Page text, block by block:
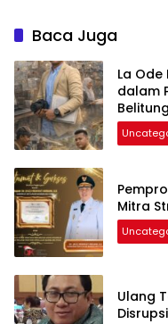
Baca Juga
La Ode
dalam
Belitung
Mitra
Ulang